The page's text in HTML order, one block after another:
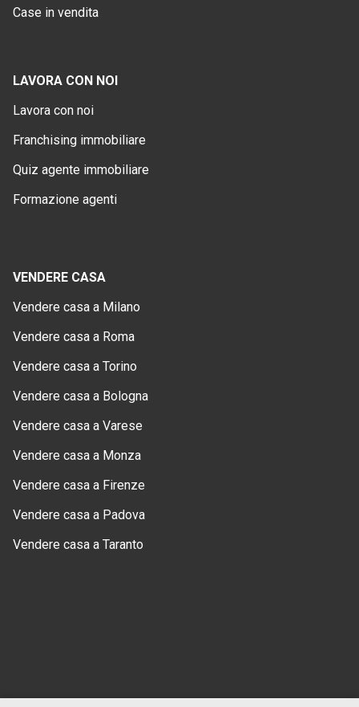
Case in vendita
LAVORA CON NOI
Lavora con noi
Franchising immobiliare
Quiz agente immobiliare
Formazione agenti
VENDERE CASA
Vendere casa a Milano
Vendere casa a Roma
Vendere casa a Torino
Vendere casa a Bologna
Vendere casa a Varese
Vendere casa a Monza
Vendere casa a Firenze
Vendere casa a Padova
Vendere casa a Taranto